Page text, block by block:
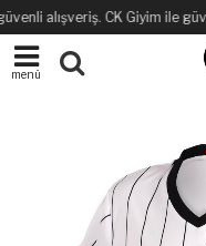
alışveriş. CK Giyim ile
menü